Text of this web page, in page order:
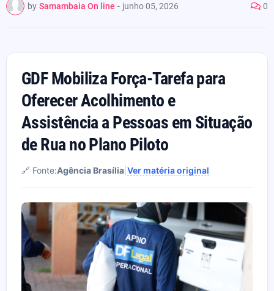
by Samambaia On line - junho 05, 2026 0
GDF Mobiliza Força-Tarefa para
Oferecer Acolhimento e
Assistência a Pessoas em Situação
de Rua no Plano Piloto
🔗 Fonte:Agência Brasília Ver matéria original